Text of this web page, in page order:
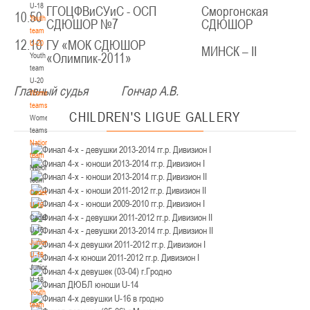
U-18
Youth
team
U-20
Youth
team
U-20
Women's
teams
Women's
teams
National
team
National
team
Cadets
U-16
Cadets
U-16
Juniors
U-18
Juniors
U-18
Youth
team
Уральская 3А
12-14.03.3036
Пинск
II тур – юноши 2014-2015 гг.р., Дивизион 1, 12-14 марта 2026 г., г. Пинск, ул.
ул. Пушкина, д. 27
05-07.03.2026
Минск
U-14, юноши
IV тур – юноши 2012-2013 гг.р., Дивизион 1, 05-07 марта 2026 г., г. Минск, ул.
Уральская 3А
05-06.03.2026
Гомель
U-14, девушки
III тур – девушки 2012-2013 гг.р., Дивизион 1, 05-06 марта 2026 г., г. Гомель,
ул. Б.Хмельницкого, 118а
04-06.03.2026
10.50 ГГОЦФВиСУиС - ОСП
СДЮШОР №7
Сморгонская
СДЮШОР
12.10 ГУ «МОК СДЮШОР
«Олимпик-2011»
МИНСК – II
Главный судья Гончар А.В.
CHILDREN'S LIGUE GALLERY